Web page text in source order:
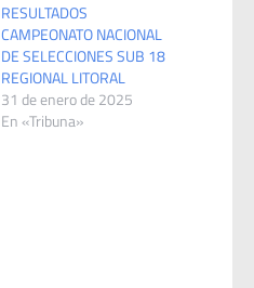
RESULTADOS
CAMPEONATO NACIONAL
DE SELECCIONES SUB 18
REGIONAL LITORAL
31 de enero de 2025
En «Tribuna»